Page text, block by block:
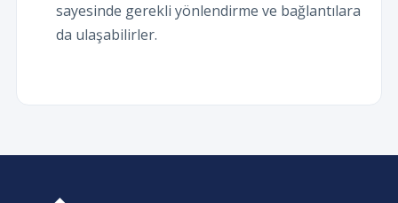
sayesinde gerekli yönlendirme ve bağlantılara
da ulaşabilirler.